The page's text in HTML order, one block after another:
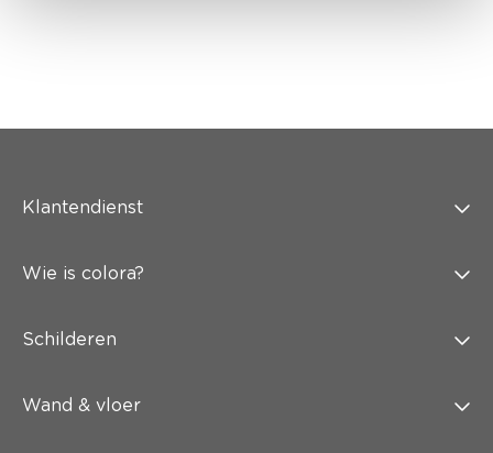
Klantendienst
Wie is colora?
Schilderen
Wand & vloer